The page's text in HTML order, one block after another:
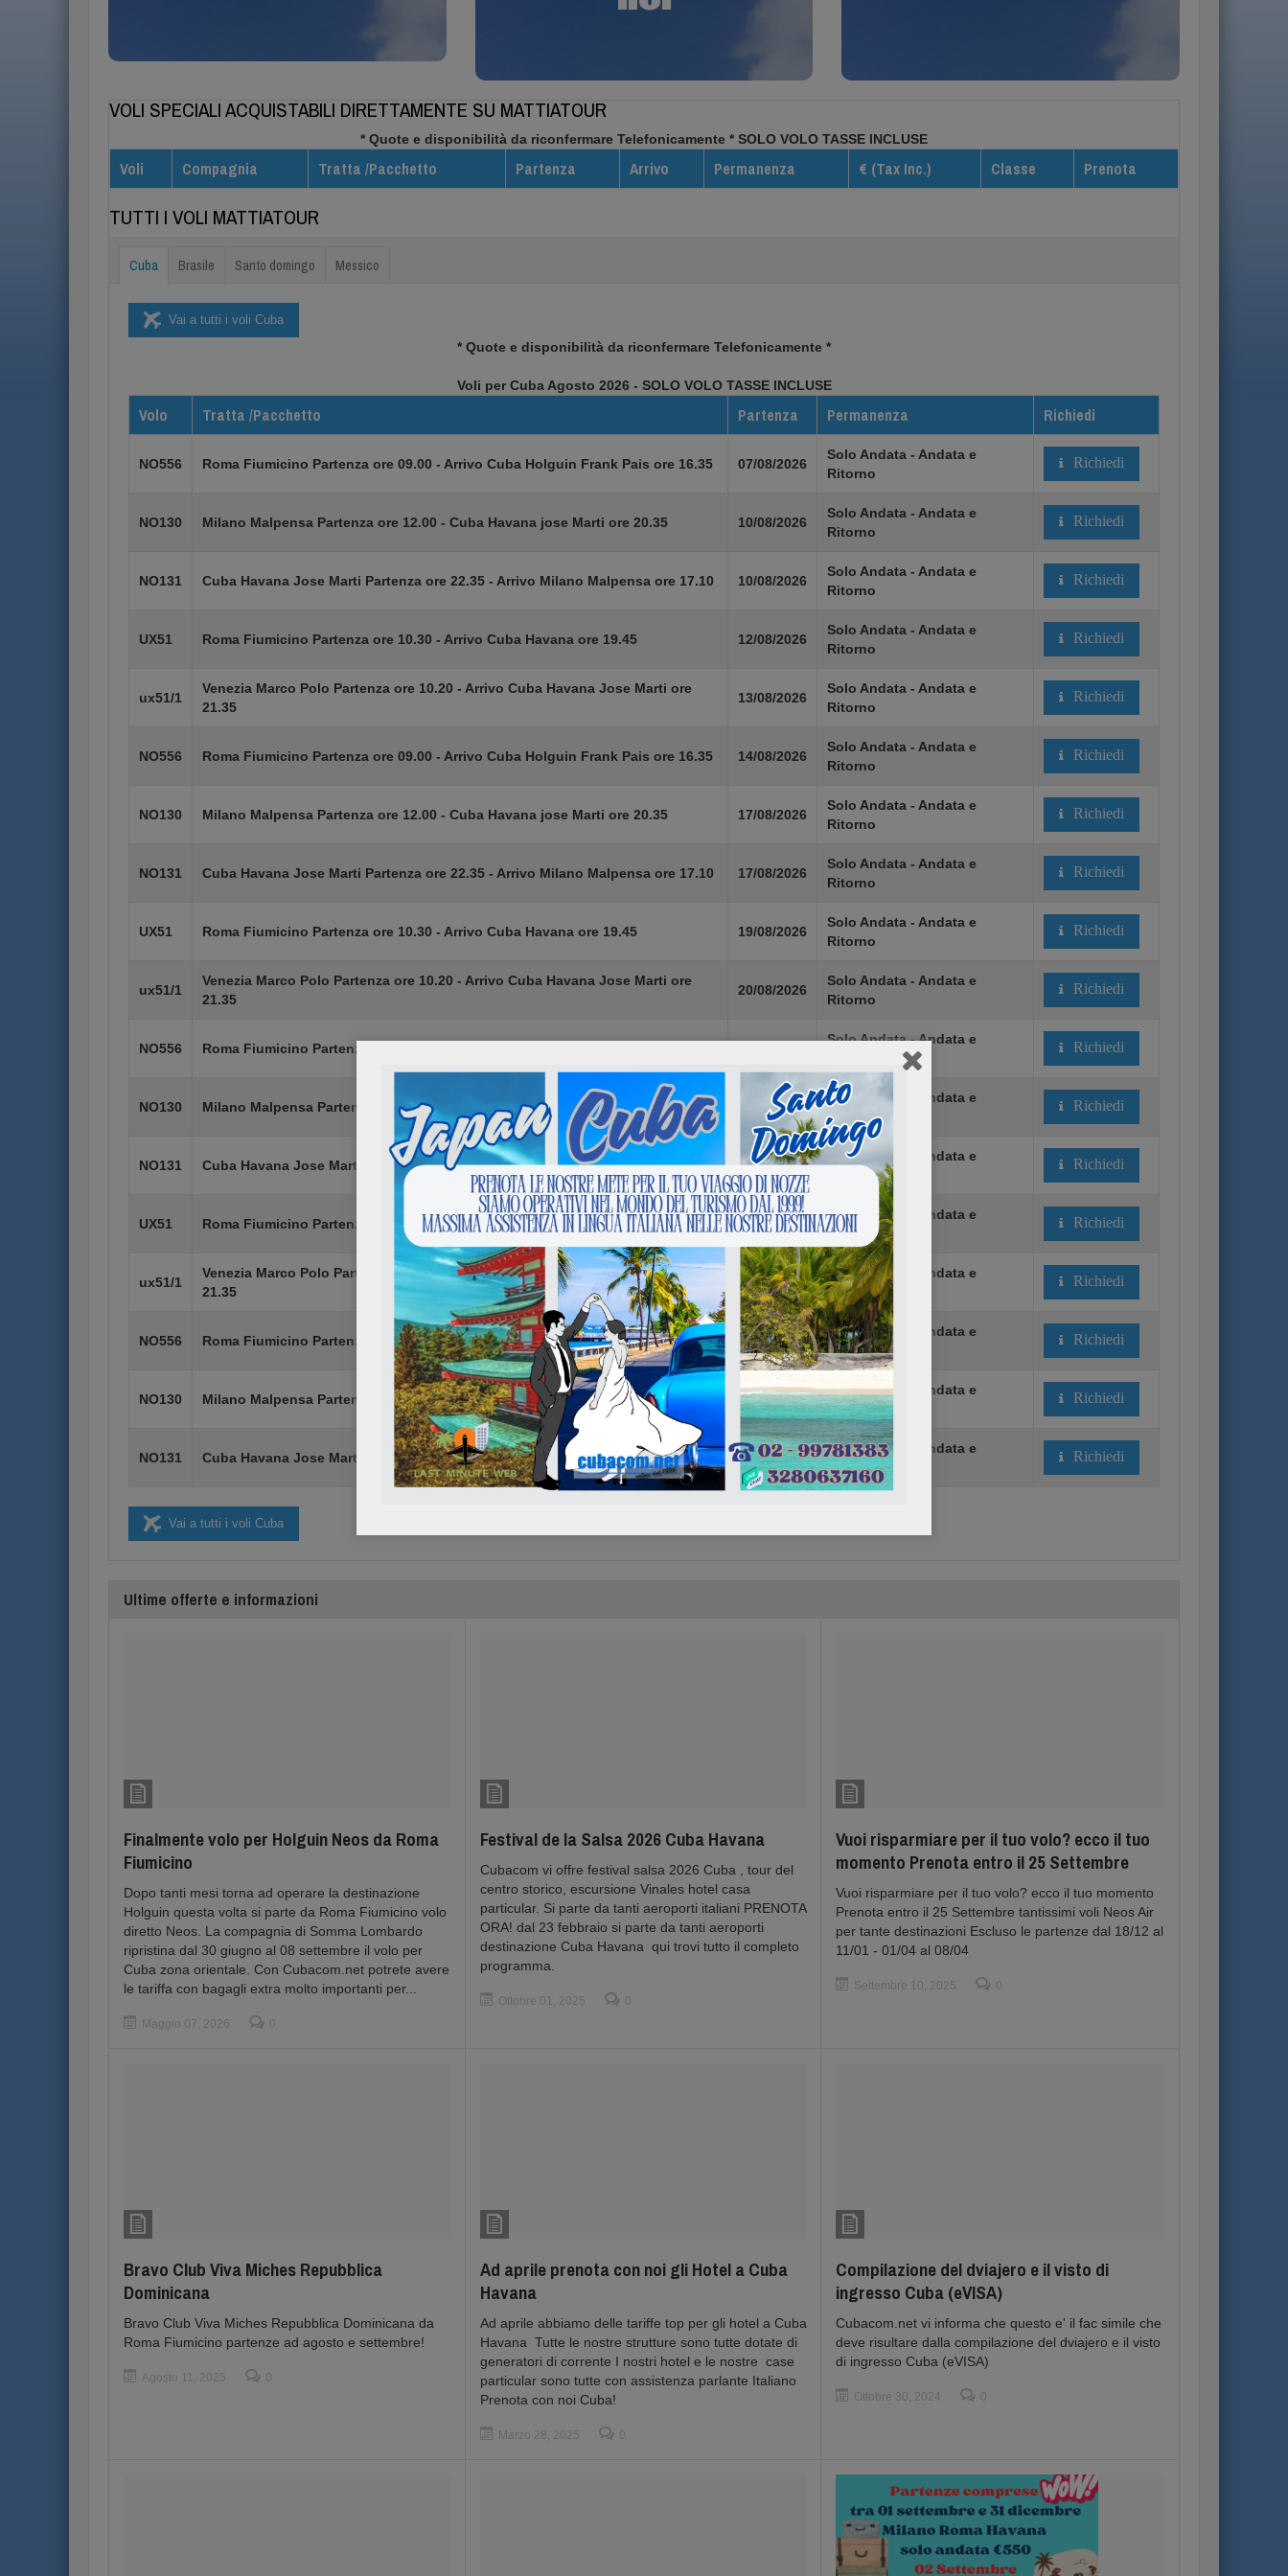
VOLI SPECIALI ACQUISTABILI DIRETTAMENTE SU MATTIATOUR
* Quote e disponibilità da riconfermare Telefonicamente * SOLO VOLO TASSE INCLUSE
Voli Compagnia Tratta /Pacchetto Partenza Arrivo Permanenza € (Tax Inc.) Classe Prenota
TUTTI I VOLI MATTIATOUR
Cuba Brasile Santo domingo Messico
Vai a tutti i voli Cuba
* Quote e disponibilità da riconfermare Telefonicamente *
Voli per Cuba Agosto 2026 - SOLO VOLO TASSE INCLUSE
Volo Tratta /Pacchetto Partenza Permanenza Richiedi
NO556 Roma Fiumicino Partenza ore 09.00 - Arrivo Cuba Holguin Frank Pais ore 16.35 07/08/2026
Solo Andata - Andata e
Ritorno
Richiedi
NO130 Milano Malpensa Partenza ore 12.00 - Cuba Havana jose Marti ore 20.35 10/08/2026
Solo Andata - Andata e
Ritorno
Richiedi
NO131 Cuba Havana Jose Marti Partenza ore 22.35 - Arrivo Milano Malpensa ore 17.10 10/08/2026
Solo Andata - Andata e
Ritorno
Richiedi
UX51 Roma Fiumicino Partenza ore 10.30 - Arrivo Cuba Havana ore 19.45 12/08/2026
Solo Andata - Andata e
Ritorno
Richiedi
ux51/1
Venezia Marco Polo Partenza ore 10.20 - Arrivo Cuba Havana Jose Marti ore
21.35
13/08/2026
Solo Andata - Andata e
Ritorno
Richiedi
NO556 Roma Fiumicino Partenza ore 09.00 - Arrivo Cuba Holguin Frank Pais ore 16.35 14/08/2026
Solo Andata - Andata e
Ritorno
Richiedi
NO130 Milano Malpensa Partenza ore 12.00 - Cuba Havana jose Marti ore 20.35 17/08/2026
Solo Andata - Andata e
Ritorno
Richiedi
NO131 Cuba Havana Jose Marti Partenza ore 22.35 - Arrivo Milano Malpensa ore 17.10 17/08/2026
Solo Andata - Andata e
Ritorno
Richiedi
UX51 Roma Fiumicino Partenza ore 10.30 - Arrivo Cuba Havana ore 19.45 19/08/2026
Solo Andata - Andata e
Ritorno
Richiedi
ux51/1
Venezia Marco Polo Partenza ore 10.20 - Arrivo Cuba Havana Jose Marti ore
21.35
20/08/2026
Solo Andata - Andata e
Ritorno
Richiedi
NO556 Roma Fiumicino Partenza ore 09.00 - Arrivo Cuba Holguin Frank Pais ore 16.35
Solo Andata - Andata e
Richiedi
NO130 Milano Malpensa Partenza ore 12.00 - Cuba Havana jose Marti ore 20.35 24/08/2026
Solo Andata - Andata e
Ritorno
Richiedi
NO131 Cuba Havana Jose Marti Partenza ore 22.35 - Arrivo Milano Malpensa ore 17.10 24/08/2026
Solo Andata - Andata e
Ritorno
Richiedi
UX51 Roma Fiumicino Partenza ore 10.30 - Arrivo Cuba Havana ore 19.45 26/08/2026
Solo Andata - Andata e
Ritorno
Richiedi
ux51/1
Venezia Marco Polo Partenza ore 10.20 - Arrivo Cuba Havana Jose Marti ore
21.35
27/08/2026
Solo Andata - Andata e
Ritorno
Richiedi
NO556 Roma Fiumicino Partenza ore 09.00 - Arrivo Cuba Holguin Frank Pais ore 16.35 28/08/2026
Solo Andata - Andata e
Ritorno
Richiedi
NO130 Milano Malpensa Partenza ore 12.00 - Cuba Havana jose Marti ore 20.35 31/08/2026
Solo Andata - Andata e
Ritorno
Richiedi
NO131 Cuba Havana Jose Marti Partenza ore 22.35 - Arrivo Milano Malpensa ore 17.10 31/08/2026
Solo Andata - Andata e
Ritorno
Richiedi
Vai a tutti i voli Cuba
Ultime offerte e informazioni
Finalmente volo per Holguin Neos da Roma
Fiumicino
Dopo tanti mesi torna ad operare la destinazione
Holguin questa volta si parte da Roma Fiumicino volo
diretto Neos. La compagnia di Somma Lombardo
ripristina dal 30 giugno al 08 settembre il volo per
Cuba zona orientale. Con Cubacom.net potrete avere
le tariffa con bagagli extra molto importanti per...
Maggio 07, 2026 0
Festival de la Salsa 2026 Cuba Havana
Cubacom vi offre festival salsa 2026 Cuba , tour del
centro storico, escursione Vinales hotel casa
particular. Si parte da tanti aeroporti italiani PRENOTA
ORA! dal 23 febbraio si parte da tanti aeroporti
destinazione Cuba Havana qui trovi tutto il completo
programma.
Ottobre 01, 2025 0
Vuoi risparmiare per il tuo volo? ecco il tuo
momento Prenota entro il 25 Settembre
Vuoi risparmiare per il tuo volo? ecco il tuo momento
Prenota entro il 25 Settembre tantissimi voli Neos Air
per tante destinazioni Escluso le partenze dal 18/12 al
11/01 - 01/04 al 08/04
Settembre 10, 2025 0
Bravo Club Viva Miches Repubblica
Dominicana
Bravo Club Viva Miches Repubblica Dominicana da
Roma Fiumicino partenze ad agosto e settembre!
Agosto 11, 2025 0
Ad aprile prenota con noi gli Hotel a Cuba
Havana
Ad aprile abbiamo delle tariffe top per gli hotel a Cuba
Havana Tutte le nostre strutture sono tutte dotate di
generatori di corrente I nostri hotel e le nostre case
particular sono tutte con assistenza parlante Italiano
Prenota con noi Cuba!
Marzo 28, 2025 0
Compilazione del dviajero e il visto di
ingresso Cuba (eVISA)
Cubacom.net vi informa che questo e' il fac simile che
deve risultare dalla compilazione del dviajero e il visto
di ingresso Cuba (eVISA)
Ottobre 30, 2024 0